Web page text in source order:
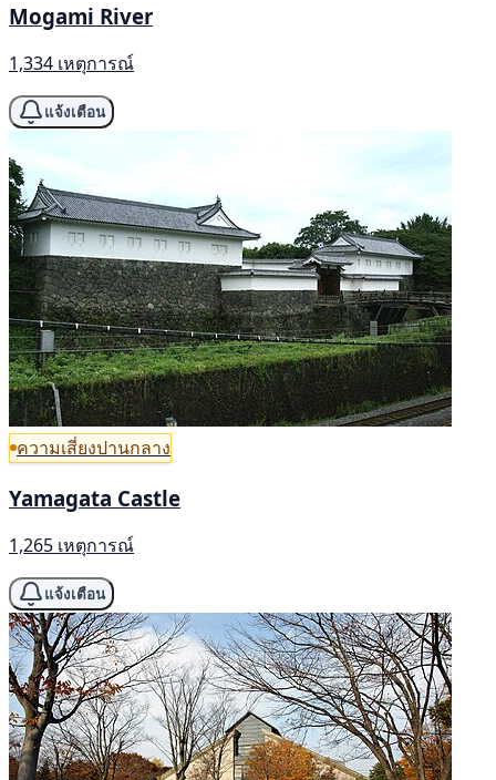
Mogami River
1,334 เหตุการณ์
แจ้งเตือน
ความเสี่ยงปานกลาง
Yamagata Castle
1,265 เหตุการณ์
แจ้งเตือน